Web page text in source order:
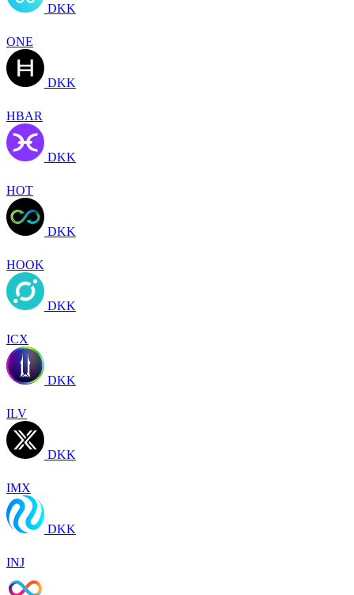
DKK
ONE
DKK
HBAR
DKK
HOT
DKK
HOOK
DKK
ICX
DKK
ILV
DKK
IMX
DKK
INJ